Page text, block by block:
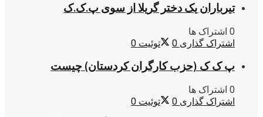
تیرباران یک دختر گریلا از سوی پ.ک.ک
0 اشتراک ها
اشتراک گذاری 0 توئیت 0
پ ک ک (حزب کارگران کردستان) چیست
0 اشتراک ها
اشتراک گذاری 0 توئیت 0